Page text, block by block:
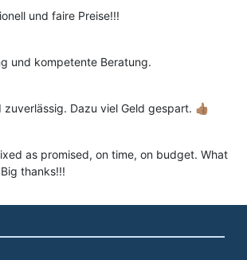
und faire Preise!!!
und kompetente Beratung.
Dazu viel Geld gespart. 👍🏽
as promised, on time, on budget. What
thanks!!!